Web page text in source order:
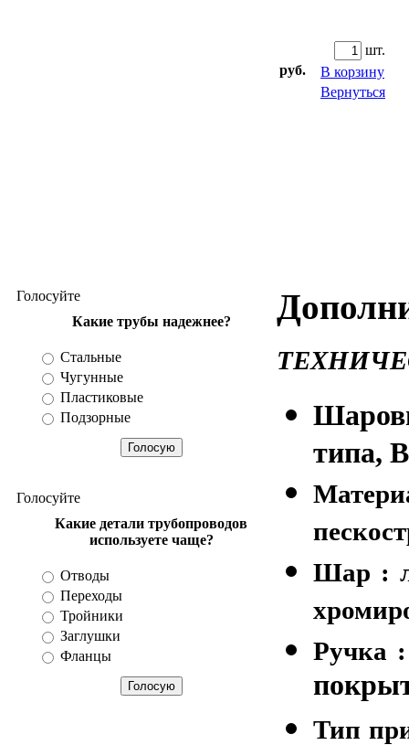
Голосуйте
Какие трубы надежнее?
Стальные
Чугунные
Пластиковые
Подзорные
Голосуйте
Какие детали трубопроводов
используете чаще?
Отводы
Переходы
Тройники
Заглушки
Фланцы
руб.
шт.
В корзину
Вернуться
типа,
Шар :
Ручка
Тип